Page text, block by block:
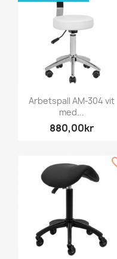
Arbetspall AM-304 vit
med...
880,00kr